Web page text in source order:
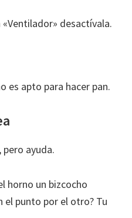
desactívala.
es apto para hacer pan.
ayuda.
horno un bizcocho
el punto por el otro? Tu